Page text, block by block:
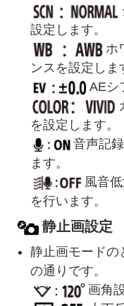
設定します。
ホ
ンスを設定しま
AEシ
を設定します。
音声記
ます。
風音
を行います。
静止画設定
静止画モードの
の通りです。
画角